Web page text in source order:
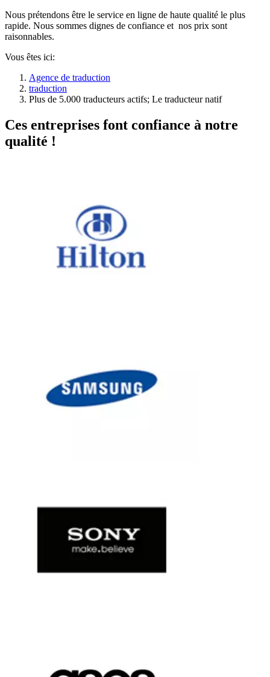
Nous prétendons être le service en ligne de haute qualité le plus
rapide. Nous sommes dignes de confiance et nos prix sont
raisonnables.
Vous êtes ici:
Agence de traduction
traduction
Plus de 5.000 traducteurs actifs; Le traducteur natif
Ces entreprises font confiance à notre
qualité !